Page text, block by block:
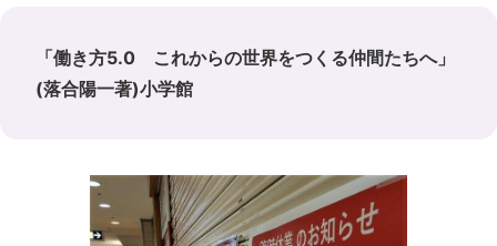
「働き方5.0 これからの世界をつくる仲間たちへ」
(落合陽一著)小学館